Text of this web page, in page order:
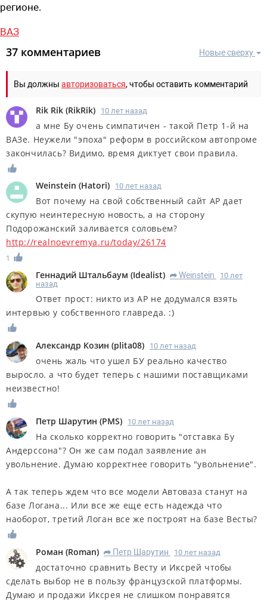
регионе.
ВАЗ
Новые сверху
37 комментариев
Вы должны авторизоваться, чтобы оставить комментарий
Rik Rik (RikRik) 10 лет назад
а мне Бу очень симпатичен - такой Петр 1-й на
ВАЗе. Неужели "эпоха" реформ в российском автопроме
закончилась? Видимо, время диктует свои правила.
Weinstein (Hatori) 10 лет назад
Вот почему на свой собственный сайт АР дает
скупую неинтересную новость, а на сторону
Подорожанский заливается соловьем?
http://realnoevremya.ru/today/26174
1
Геннадий Штальбаум (Idealist) R Weinstein
10 лет
назад
Ответ прост: никто из АР не додумался взять
интервью у собственного главреда. :)
Александр Козин (plita08) 10 лет назад
очень жаль что ушел БУ реально качество
выросло. а что будет теперь с нашими поставщиками
неизвестно!
Петр Шарутин (PMS) 10 лет назад
На сколько корректно говорить "отставка Бу
Андерссона"? Он же сам подал заявление ан
увольнение. Думаю корректнее говорить "увольнение".
А так теперь ждем что все модели Автоваза станут на
базе Логана... Или все же еще есть надежда что
наоборот, третий Логан все же построят на базе Весты?
Роман (Roman) R Петр Шарутин 10 лет назад
достаточно сравнить Весту и Иксрей чтобы
сделать выбор не в пользу французской платформы.
Думаю и продажи Иксрея не слишком понравятся